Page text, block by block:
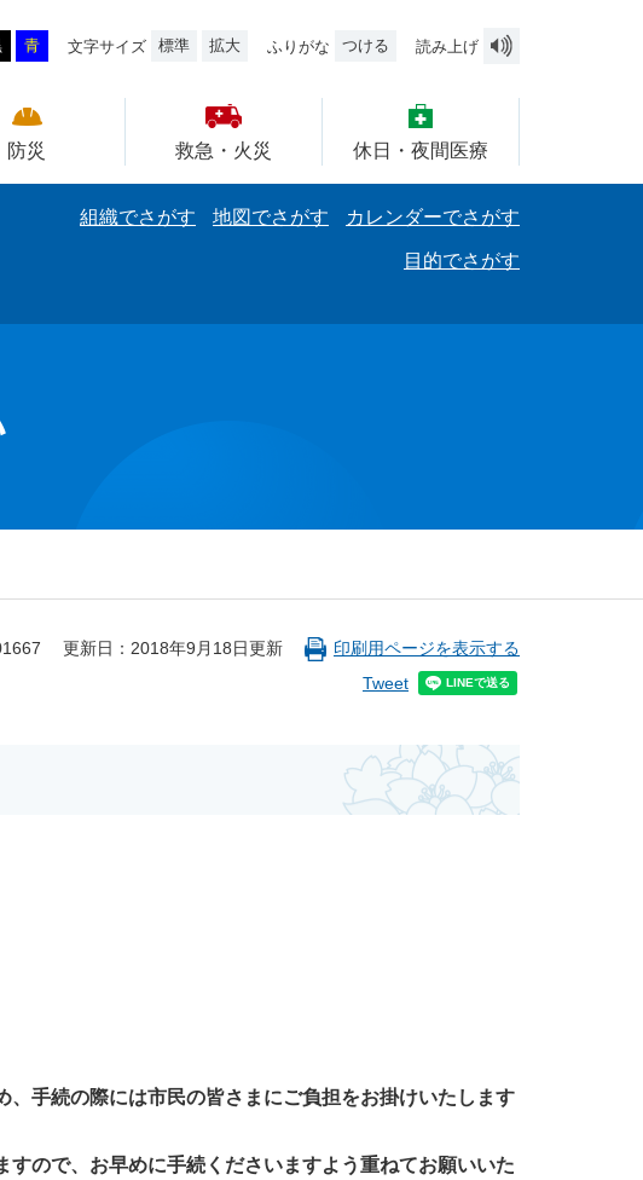
青 文字サイズ 標準 拡大 ふりがな つける 読み上げ
防災 救急・火災 休日・夜間医療
組織でさがす 地図でさがす カレンダーでさがす
目的でさがす
更新日：2018年9月18日更新
印刷用ページを表示する
Tweet
手続の際には市民の皆さまにご負担をお掛けいたします
ので、お早めに手続くださいますよう重ねてお願いいた